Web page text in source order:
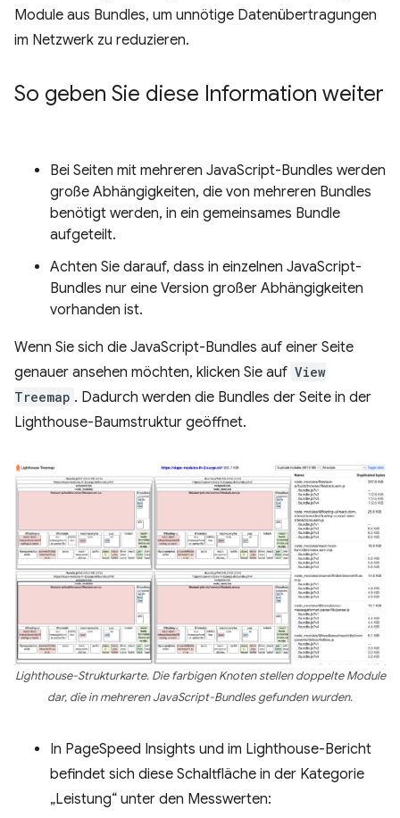
Module aus Bundles, um unnötige Datenübertragungen
im Netzwerk zu reduzieren.
So geben Sie diese Information weiter
Bei Seiten mit mehreren JavaScript-Bundles werden
große Abhängigkeiten, die von mehreren Bundles
benötigt werden, in ein gemeinsames Bundle
aufgeteilt.
Achten Sie darauf, dass in einzelnen JavaScript-
Bundles nur eine Version großer Abhängigkeiten
vorhanden ist.
Wenn Sie sich die JavaScript-Bundles auf einer Seite
genauer ansehen möchten, klicken Sie auf View
Treemap . Dadurch werden die Bundles der Seite in der
Lighthouse-Baumstruktur geöffnet.
Lighthouse-Strukturkarte. Die farbigen Knoten stellen doppelte Module
dar, die in mehreren JavaScript-Bundles gefunden wurden.
In PageSpeed Insights und im Lighthouse-Bericht
befindet sich diese Schaltfläche in der Kategorie
„Leistung“ unter den Messwerten: